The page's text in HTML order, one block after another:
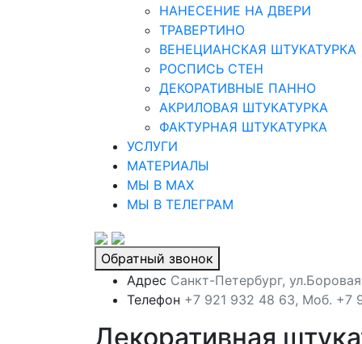
НАНЕСЕНИЕ НА ДВЕРИ
ТРАВЕРТИНО
ВЕНЕЦИАНСКАЯ ШТУКАТУРКА
РОСПИСЬ СТЕН
ДЕКОРАТИВНЫЕ ПАННО
АКРИЛОВАЯ ШТУКАТУРКА
ФАКТУРНАЯ ШТУКАТУРКА
УСЛУГИ
МАТЕРИАЛЫ
МЫ В MAX
МЫ В ТЕЛЕГРАМ
Обратный звонок
Адрес Санкт-Петербург, ул.Боровая
Телефон +7 921 932 48 63, Моб. +7
Декоративная